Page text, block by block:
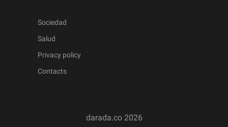
Sociedad
Salud
Privacy policy
Contacts
darada.co 2026